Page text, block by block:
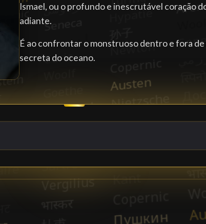
Ismael, ou o profundo e inescrutável coração
adiante.
É ao confrontar o monstruoso dentro e fora de
secreta do oceano.